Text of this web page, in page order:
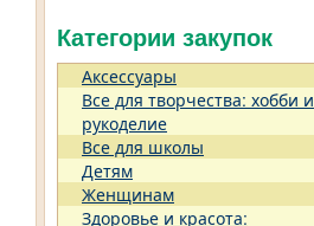
Категории закупок
Аксессуары
Все для творчества: хобби и
рукоделие
Все для школы
Детям
Женщинам
Здоровье и красота: